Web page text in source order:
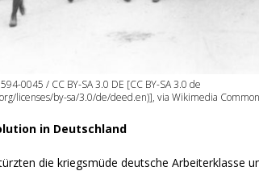
0045 / CC BY-SA 3.0 DE [CC BY-SA 3.0 de
licenses/by-sa/3.0/de/deed.en)], via Wikimedia
in Deutschland
die kriegsmüde deutsche Arbeiterklasse